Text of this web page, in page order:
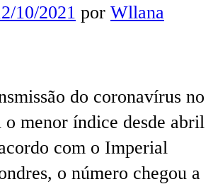
10/2021 por Wllana
do coronavírus no
menor índice desde abril
com o Imperial
o número chegou a